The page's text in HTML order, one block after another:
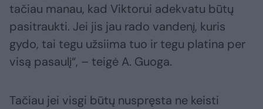
tačiau manau, kad Viktorui adekvatu būtų
pasitraukti. Jei jis jau rado vandenį, kuris
gydo, tai tegu užsiima tuo ir tegu platina per
visą pasaulį“, – teigė A. Guoga.
Tačiau jei visgi būtų nuspręsta ne keisti